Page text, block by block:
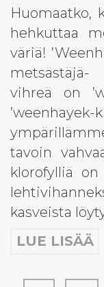
Huomaatko,
hehkuttaa
väriä!
vihreä on
tavoin
klorofylliä
kasveista
LUE LISÄÄ